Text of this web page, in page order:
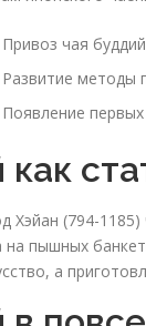
Привоз чая
Развитие методы
Появление
как
Хэйан (794-
на пышных
а